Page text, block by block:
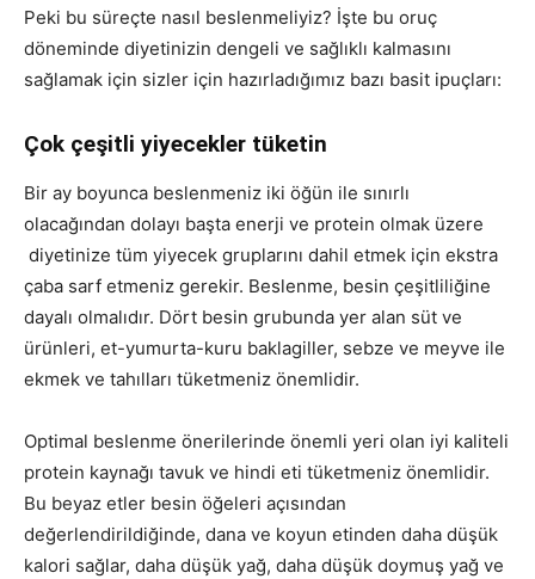
Peki bu süreçte nasıl beslenmeliyiz? İşte bu oruç
döneminde diyetinizin dengeli ve sağlıklı kalmasını
sağlamak için sizler için hazırladığımız bazı basit ipuçları:
Çok çeşitli yiyecekler tüketin
Bir ay boyunca beslenmeniz iki öğün ile sınırlı
olacağından dolayı başta enerji ve protein olmak üzere
diyetinize tüm yiyecek gruplarını dahil etmek için ekstra
çaba sarf etmeniz gerekir. Beslenme, besin çeşitliliğine
dayalı olmalıdır. Dört besin grubunda yer alan süt ve
ürünleri, et-yumurta-kuru baklagiller, sebze ve meyve ile
ekmek ve tahılları tüketmeniz önemlidir.
Optimal beslenme önerilerinde önemli yeri olan iyi kaliteli
protein kaynağı tavuk ve hindi eti tüketmeniz önemlidir.
Bu beyaz etler besin öğeleri açısından
değerlendirildiğinde, dana ve koyun etinden daha düşük
kalori sağlar, daha düşük yağ, daha düşük doymuş yağ ve